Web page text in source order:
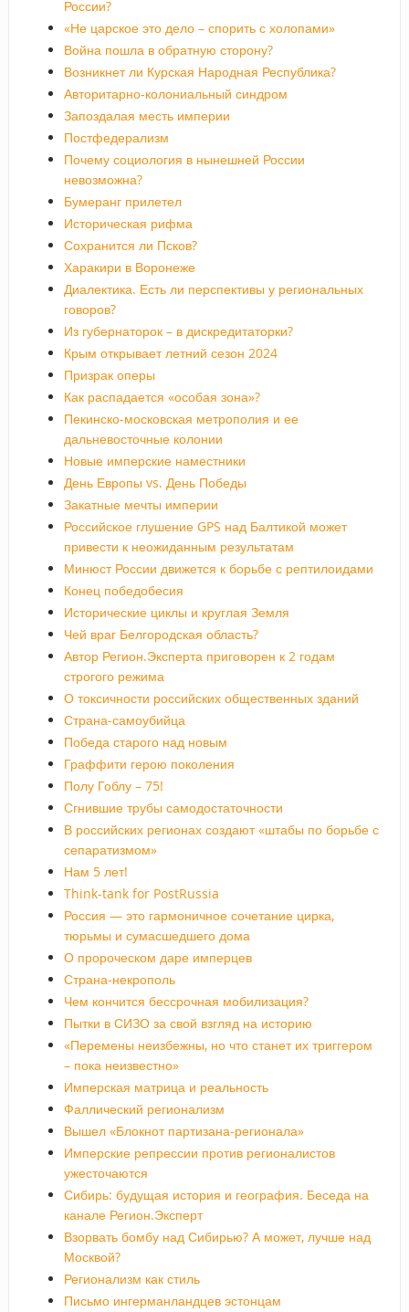
России?
«Не царское это дело – спорить с холопами»
Война пошла в обратную сторону?
Возникнет ли Курская Народная Республика?
Авторитарно-колониальный синдром
Запоздалая месть империи
Постфедерализм
Почему социология в нынешней России
невозможна?
Бумеранг прилетел
Историческая рифма
Сохранится ли Псков?
Харакири в Воронеже
Диалектика. Есть ли перспективы у региональных
говоров?
Из губернаторок – в дискредитаторки?
Крым открывает летний сезон 2024
Призрак оперы
Как распадается «особая зона»?
Пекинско-московская метрополия и ее
дальневосточные колонии
Новые имперские наместники
День Европы vs. День Победы
Закатные мечты империи
Российское глушение GPS над Балтикой может
привести к неожиданным результатам
Минюст России движется к борьбе с рептилоидами
Конец победобесия
Исторические циклы и круглая Земля
Чей враг Белгородская область?
Автор Регион.Эксперта приговорен к 2 годам
строгого режима
О токсичности российских общественных зданий
Страна-самоубийца
Победа старого над новым
Граффити герою поколения
Полу Гоблу – 75!
Сгнившие трубы самодостаточности
В российских регионах создают «штабы по борьбе с
сепаратизмом»
Нам 5 лет!
Think-tank for PostRussia
Россия — это гармоничное сочетание цирка,
тюрьмы и сумасшедшего дома
О пророческом даре имперцев
Страна-некрополь
Чем кончится бессрочная мобилизация?
Пытки в СИЗО за свой взгляд на историю
«Перемены неизбежны, но что станет их триггером
– пока неизвестно»
Имперская матрица и реальность
Фаллический регионализм
Вышел «Блокнот партизана-регионала»
Имперские репрессии против регионалистов
ужесточаются
Сибирь: будущая история и география. Беседа на
канале Регион.Эксперт
Взорвать бомбу над Сибирью? А может, лучше над
Москвой?
Регионализм как стиль
Письмо ингерманландцев эстонцам